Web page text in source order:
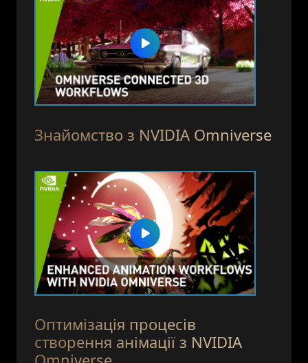
Знайомство з NVIDIA Omniverse
Оптимізація процесів
створення анімації з NVIDIA